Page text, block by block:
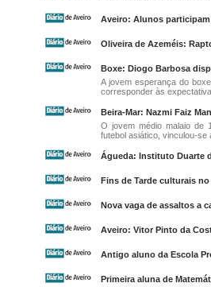
Aveiro: Alunos
Oliveira de Azeméis:
Boxe: Diogo Barbosa
A jovem esperança do
corresponder às
Beira-Mar: Nazmi Faiz
O jovem médio malaio de
futebol asiático, vinculou-se
Águeda: Instituto Duarte
Fins de Tarde culturais
Nova vaga de assaltos a
Aveiro: Vitor Pinto da
Antigo aluno da Escola
Primeira aluna de